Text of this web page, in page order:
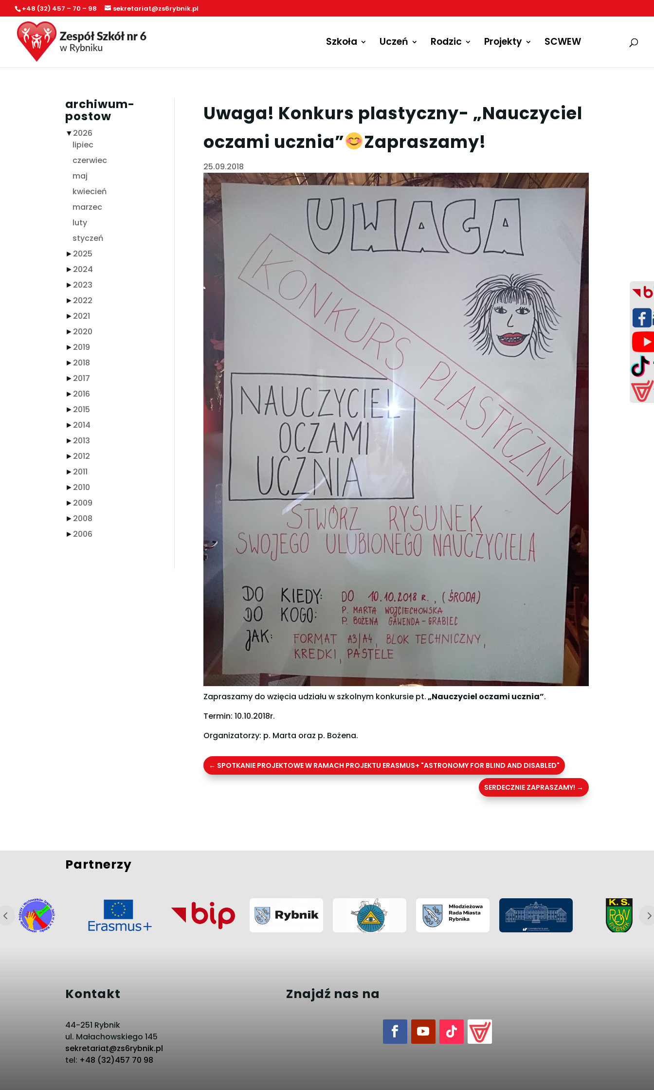
+48 (32) 457 – 70 – 98 sekretariat@zs6rybnik.pl
Szkoła Uczeń Rodzic Projekty SCWEW
archiwum-
postow
▼2026
lipiec
czerwiec
maj
kwiecień
marzec
luty
styczeń
►2025
►2024
►2023
►2022
►2021
►2020
►2019
►2018
►2017
►2016
►2015
►2014
►2013
►2012
►2011
►2010
►2009
►2008
►2006
Uwaga! Konkurs plastyczny- „Nauczyciel
oczami ucznia”
Zapraszamy!
25.09.2018
Zapraszamy do wzięcia udziału w szkolnym konkursie pt.„Nauczyciel oczami ucznia”.
Termin: 10.10.2018r.
Organizatorzy: p. Marta oraz p. Bożena.
← SPOTKANIE PROJEKTOWE W RAMACH PROJEKTU ERASMUS+ "ASTRONOMY FOR BLIND AND DISABLED"
SERDECZNIE ZAPRASZAMY! →
Partnerzy
Kontakt
44-251 Rybnik
ul. Małachowskiego 145
sekretariat@zs6rybnik.pl
tel: +48 (32)457 70 98
Znajdź nas na